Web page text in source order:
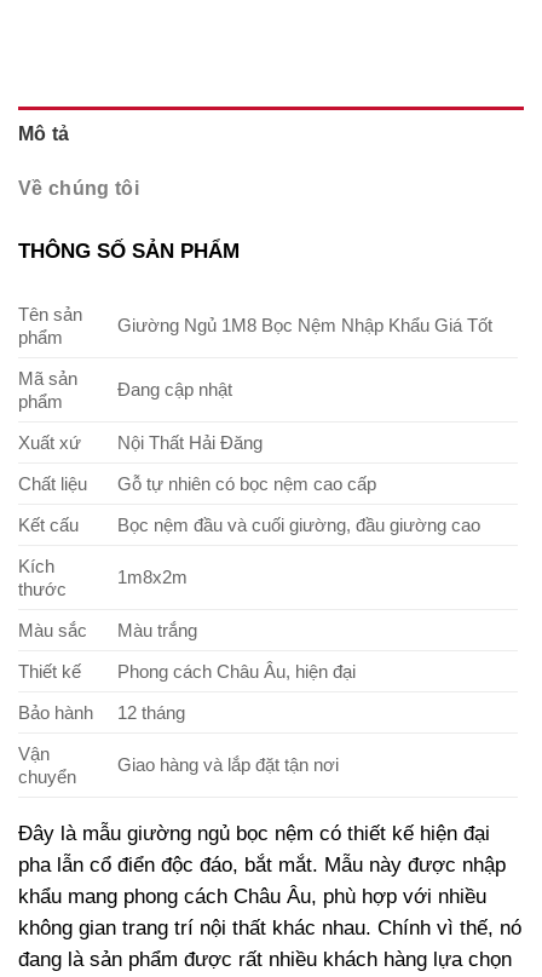
Mô tả
Về chúng tôi
THÔNG SỐ SẢN PHẨM
Tên sản
phẩm
Giường Ngủ 1M8 Bọc Nệm Nhập Khẩu Giá Tốt
Mã sản
phẩm
Đang cập nhật
Xuất xứ
Nội Thất Hải Đăng
Chất liệu
Gỗ tự nhiên có bọc nệm cao cấp
Kết cấu
Bọc nệm đầu và cuối giường, đầu giường cao
Kích
thước
1m8x2m
Màu sắc
Màu trắng
Thiết kế
Phong cách Châu Âu, hiện đại
Bảo hành
12 tháng
Vận
chuyển
Giao hàng và lắp đặt tận nơi
Đây là mẫu giường ngủ bọc nệm có thiết kế hiện đại
pha lẫn cổ điển độc đáo, bắt mắt. Mẫu này được nhập
khẩu mang phong cách Châu Âu, phù hợp với nhiều
không gian trang trí nội thất khác nhau. Chính vì thế, nó
đang là sản phẩm được rất nhiều khách hàng lựa chọn